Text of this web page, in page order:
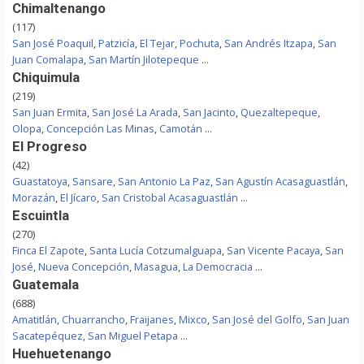
Chimaltenango
(117)
San José Poaquil,Patzicía,El Tejar,Pochuta, San Andrés Itzapa, San
Juan Comalapa, San Martín Jilotepeque ...
Chiquimula
(219)
San Juan Ermita, San José La Arada, San Jacinto, Quezaltepeque,
Olopa, Concepción Las Minas, Camotán ...
El Progreso
(42)
Guastatoya, Sansare, San Antonio La Paz, San Agustín Acasaguastlán,
Morazán,El Jícaro, San Cristobal Acasaguastlán ...
Escuintla
(270)
Finca El Zapote, Santa Lucía Cotzumalguapa, San Vicente Pacaya, San
José,Nueva Concepción,Masagua,La Democracia ...
Guatemala
(688)
Amatitlán, Chuarrancho,Fraijanes,Mixco, San José del Golfo, San Juan
Sacatepéquez, San Miguel Petapa ...
Huehuetenango